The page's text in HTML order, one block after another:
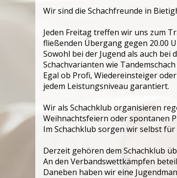
Wir sind die Schachfreunde in
Jeden Freitag treffen wir uns zum
fließenden Übergang gegen 20.00
Sowohl bei der Jugend als auch
Schachvarianten wie
Egal ob Profi, Wiedereinsteiger
jedem Leistungsniveau garantiert.
Wir als Schachklub organisieren
Weihnachtsfeiern oder spontanen
Im Schachklub sorgen wir selbst für
Derzeit gehören dem Schachklub
An den Verbandswettkämpfen
Daneben haben wir eine